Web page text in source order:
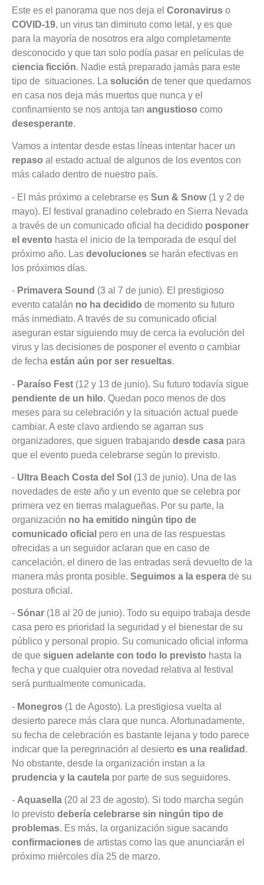
Este es el panorama que nos deja el Coronavirus o
COVID-19, un virus tan diminuto como letal, y es que
para la mayoría de nosotros era algo completamente
desconocido y que tan solo podía pasar en películas de
ciencia ficción. Nadie está preparado jamás para este
tipo de situaciones. La solución de tener que quedarnos
en casa nos deja más muertos que nunca y el
confinamiento se nos antoja tan angustioso como
desesperante.
Vamos a intentar desde estas líneas intentar hacer un
repaso al estado actual de algunos de los eventos con
más calado dentro de nuestro país.
- El más próximo a celebrarse es Sun & Snow(1 y 2 de
mayo). El festival granadino celebrado en Sierra Nevada
a través de un comunicado oficial ha decidido posponer
el evento hasta el inicio de la temporada de esquí del
próximo año. Las devoluciones se harán efectivas en
los próximos días.
- Primavera Sound (3 al 7 de junio). El prestigioso
evento catalán no ha decidido de momento su futuro
más inmediato. A través de su comunicado oficial
aseguran estar siguiendo muy de cerca la evolución del
virus y las decisiones de posponer el evento o cambiar
de fecha están aún por ser resueltas.
- Paraíso Fest (12 y 13 de junio). Su futuro todavía sigue
pendiente de un hilo. Quedan poco menos de dos
meses para su celebración y la situación actual puede
cambiar. A este clavo ardiendo se agarran sus
organizadores, que siguen trabajando desde casa para
que el evento pueda celebrarse según lo previsto.
- Ultra Beach Costa del Sol (13 de junio). Una de las
novedades de este año y un evento que se celebra por
primera vez en tierras malagueñas. Por su parte, la
organización no ha emitido ningún tipo de
comunicado oficial pero en una de las respuestas
ofrecidas a un seguidor aclaran que en caso de
cancelación, el dinero de las entradas será devuelto de la
manera más pronta posible. Seguimos a la espera de su
postura oficial.
- Sónar (18 al 20 de junio). Todo su equipo trabaja desde
casa pero es prioridad la seguridad y el bienestar de su
público y personal propio. Su comunicado oficial informa
de que siguen adelante con todo lo previsto hasta la
fecha y que cualquier otra novedad relativa al festival
será puntualmente comunicada.
- Monegros (1 de Agosto). La prestigiosa vuelta al
desierto parece más clara que nunca. Afortunadamente,
su fecha de celebración es bastante lejana y todo parece
indicar que la peregrinación al desierto es una realidad .
No obstante, desde la organización instan a la
prudencia y la cautela por parte de sus seguidores.
- Aquasella (20 al 23 de agosto). Si todo marcha según
lo previsto debería celebrarse sin ningún tipo de
problemas. Es más, la organización sigue sacando
confirmaciones de artistas como las que anunciarán el
próximo miércoles día 25 de marzo.